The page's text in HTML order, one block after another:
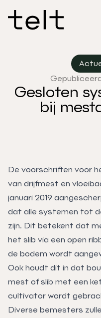
Gesloten
bij
De voorschriften voor
van drijfmest en
januari 2019
dat alle systemen tot
zijn. Dit betekent dat
het slib via een open
de bodem wordt
Ook houdt dit in dat
mest of slib met een
cultivator wordt
Diverse bemesters